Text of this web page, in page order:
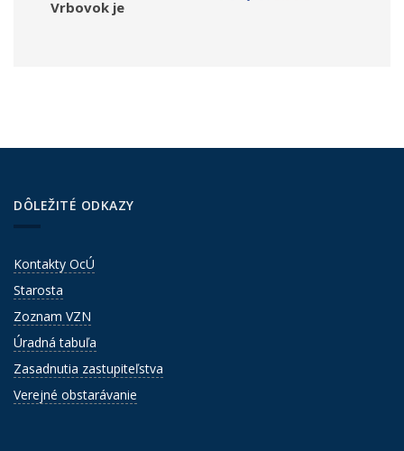
Vrbovok je
DÔLEŽITÉ ODKAZY
Kontakty OcÚ
Starosta
Zoznam VZN
Úradná tabuľa
Zasadnutia zastupiteľstva
Verejné obstarávanie